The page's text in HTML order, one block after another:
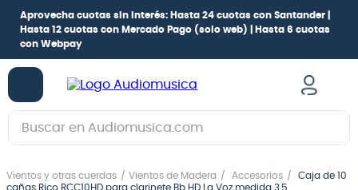
Aprovecha cuotas sin interés: Hasta 24 cuotas con Santander |
Hasta 12 cuotas con Mercado Pago (solo web) |
Hasta 6 cuotas
con Webpay
Buscar en Audiomusica.com
Vientos y otras cuerdas Vientos de Madera Accesorios
Caja de 10
cañas Rico RCC10HD para clarinete Bb HD La Voz medida 3,5
1.
guitarra electrica